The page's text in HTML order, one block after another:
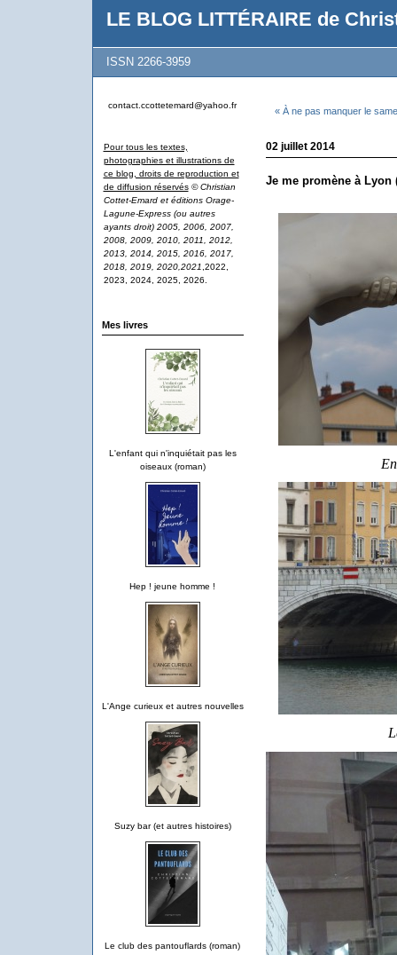
LE BLOG LITTÉRAIRE de
ISSN 2266-3959
contact.ccottetemard@yahoo.fr
Pour tous les textes,
photographies et illustrations de
ce blog, droits de reproduction et
de diffusion réservés © Christian
Cottet-Emard et éditions Orage-
Lagune-Express (ou autres
ayants droit) 2005, 2006, 2007,
2008, 2009, 2010, 2011, 2012,
2013, 2014, 2015, 2016, 2017,
2018, 2019, 2020,2021 ,2022,
2023, 2024, 2025, 2026.
Mes livres
L'enfant qui n'inquiétait pas les
oiseaux (roman)
Hep ! jeune homme !
L'Ange curieux et autres nouvelles
Suzy bar (et autres histoires)
Le club des pantouflards (roman)
« À ne pas manquer le
02 juillet 2014
Je me promène à Lyon